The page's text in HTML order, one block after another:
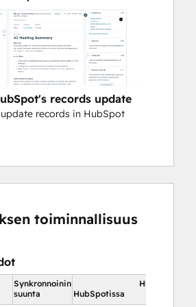
records update
records in HubSpot
toiminnallisuus
Synkronnoinin
suunta
HubSpotissa
HubSpotissa